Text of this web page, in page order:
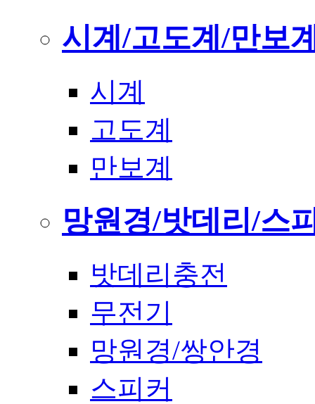
시계/고도계/만보
시계
고도계
만보계
망원경/밧데리/스
밧데리충전
무전기
망원경/쌍안경
스피커